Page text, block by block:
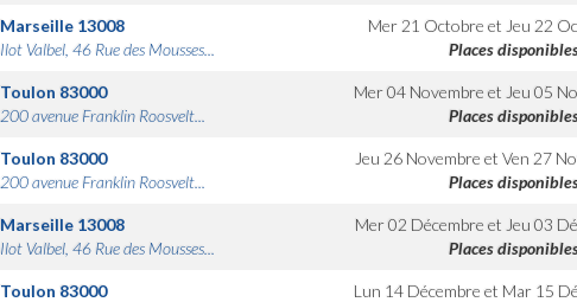
Marseille 13008
Ilot Valbel, 46 Rue des Mousses...
Mer 21 Octobre et Jeu 22
Places
Toulon 83000
200 avenue Franklin Roosvelt...
Mer 04 Novembre et Jeu 05
Places
Toulon 83000
200 avenue Franklin Roosvelt...
Jeu 26 Novembre etVen 27
Places
Marseille 13008
Ilot Valbel, 46 Rue des Mousses...
Mer 02 Décembre et Jeu 03
Places
Toulon 83000
Lun 14 Décembre et Mar 15